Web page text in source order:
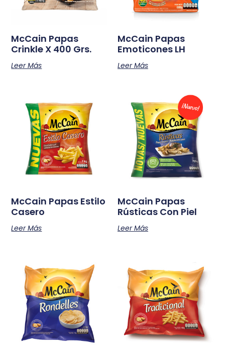
McCain Papas
Crinkle X 400 Grs.
Leer Más
McCain Papas
Emoticones LH
Leer Más
McCain Papas Estilo
Casero
Leer Más
McCain Papas
Rústicas Con Piel
Leer Más